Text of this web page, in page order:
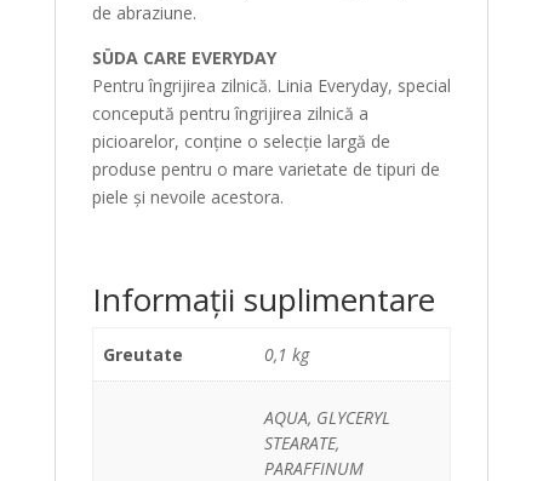
de abraziune.
SÜDA CARE EVERYDAY
Pentru îngrijirea zilnică. Linia Everyday, special
concepută pentru îngrijirea zilnică a
picioarelor, conține o selecție largă de
produse pentru o mare varietate de tipuri de
piele și nevoile acestora.
Informații suplimentare
Greutate 0,1 kg
AQUA, GLYCERYL
STEARATE,
PARAFFINUM